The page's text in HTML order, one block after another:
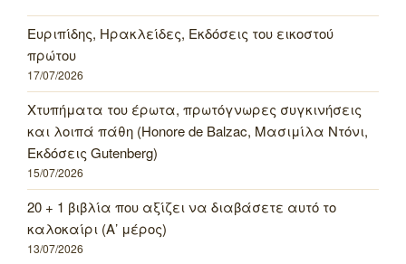
Ευριπίδης, Ηρακλείδες, Εκδόσεις του εικοστού
πρώτου
17/07/2026
Χτυπήματα του έρωτα, πρωτόγνωρες συγκινήσεις
και λοιπά πάθη (Honore de Balzac, Μασιμίλα Ντόνι,
Εκδόσεις Gutenberg)
15/07/2026
20 + 1 βιβλία που αξίζει να διαβάσετε αυτό το
καλοκαίρι (Α’ μέρος)
13/07/2026